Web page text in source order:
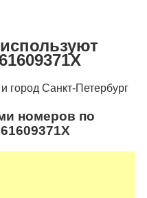
город Санкт-Петербург
номеров по